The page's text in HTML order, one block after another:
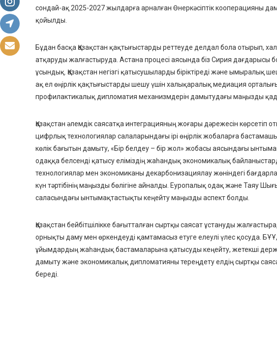
сондай-ақ 2025-2027 жылдарға арналған Өнеркәсіптік кооперацияны
қойылды.
Бұдан басқа Қазақстан қақтығыстарды реттеуде делдал бола отырып,
атқаруды жалғастыруда. Астана процесі аясында біз Сирия дағдарысы
ұсындық. Қазақстан негізгі қатысушыларды біріктіреді және ымыралық
ақ ел өңірлік қақтығыстарды шешу үшін халықаралық медиация
профилактикалық дипломатия механизмдерін дамытудағы маңызды
Қазақстан әлемдік саясатқа интеграцияның жоғары дәрежесін көрсетіп
цифрлық технологиялар салаларындағы ірі өңірлік жобаларға
көлік бағытын дамыту, «Бір белдеу – бір жол» жобасы аясындағы
одаққа белсенді қатысу еліміздің жаһандық экономикалық
технологиялар мен экономиканы декарбонизациялау жөніндегі
күн тәртібінің маңызды бөлігіне айналды. Еуропалық одақ және Таяу
саласындағы ынтымақтастықты кеңейту маңызды аспект болды.
Қазақстан бейбітшілікке бағытталған сыртқы саясат ұстануды
орнықты даму мен өркендеуді қамтамасыз етуге елеулі үлес қосуда.
ұйымдардың жаһандық бастамаларына қатысуды кеңейту, жетекші
дамыту және экономикалық дипломатияны тереңдету елдің сыртқы
береді.